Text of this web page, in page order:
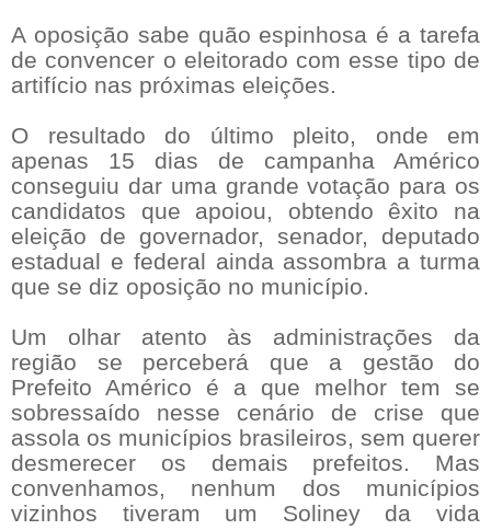
A oposição sabe quão espinhosa é a tarefa
de convencer o eleitorado com esse tipo de
artifício nas próximas eleições.
O resultado do último pleito, onde em
apenas 15 dias de campanha Américo
conseguiu dar uma grande votação para os
candidatos que apoiou, obtendo êxito na
eleição de governador, senador, deputado
estadual e federal ainda assombra a turma
que se diz oposição no município.
Um olhar atento às administrações da
região se perceberá que a gestão do
Prefeito Américo é a que melhor tem se
sobressaído nesse cenário de crise que
assola os municípios brasileiros, sem querer
desmerecer os demais prefeitos. Mas
convenhamos, nenhum dos municípios
vizinhos tiveram um Soliney da vida